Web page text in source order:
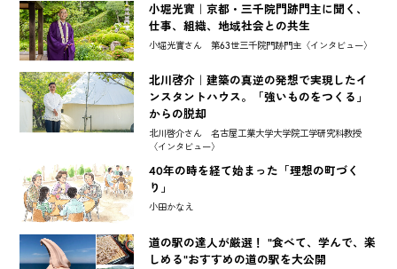
小堀光實｜京都・三千院門跡門主に聞く、
仕事、組織、地域社会との共生
小堀光實さん 第63世三千院門跡門主〈インタビュー〉
北川啓介｜建築の真逆の発想で実現したイ
ンスタントハウス。「強いものをつくる」
からの脱却
北川啓介さん 名古屋工業大学大学院工学研究科教授
〈インタビュー〉
40年の時を経て始まった「理想の町づく
り」
小田かなえ
道の駅の達人が厳選！ "食べて、学んで、楽
しめる"おすすめの道の駅を大公開